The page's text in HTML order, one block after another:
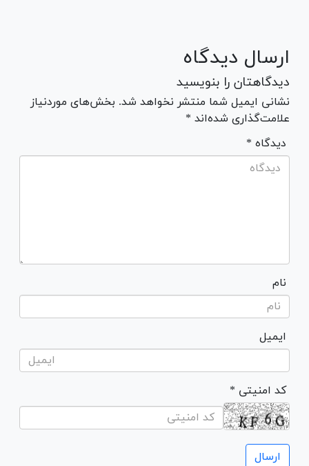
ارسال دیدگاه
دیدگاهتان را بنویسید
نشانی ایمیل شما منتشر نخواهد شد. بخش‌های موردنیاز
علامت‌گذاری شده‌اند *
* دیدگاه
نام
ایمیل
* کد امنیتی